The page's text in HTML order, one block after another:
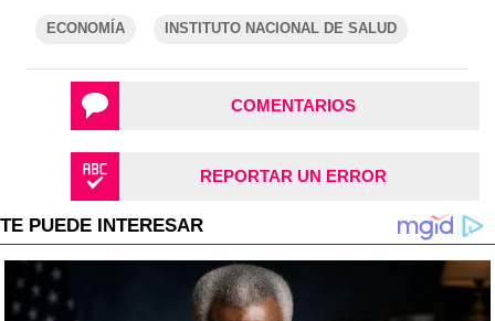
ECONOMÍA INSTITUTO NACIONAL DE SALUD
COMENTARIOS
REPORTAR UN ERROR